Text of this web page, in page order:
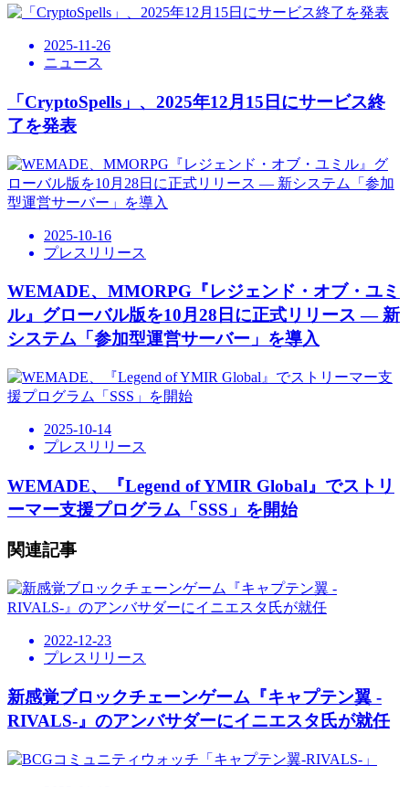
2025-11-26
ニュース
「CryptoSpells」、2025年12月15日にサービス終
了を発表
2025-10-16
プレスリリース
WEMADE、MMORPG『レジェンド・オブ・ユミ
ル』グローバル版を10月28日に正式リリース ― 新
システム「参加型運営サーバー」を導入
2025-10-14
プレスリリース
WEMADE、『Legend of YMIR Global』でストリ
ーマー支援プログラム「SSS」を開始
関連記事
2022-12-23
プレスリリース
新感覚ブロックチェーンゲーム『キャプテン翼 -
RIVALS-』のアンバサダーにイニエスタ氏が就任